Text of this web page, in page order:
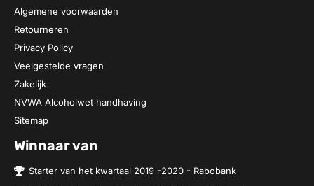
Algemene voorwaarden
Retourneren
Privacy Policy
Veelgestelde vragen
Zakelijk
NVWA Alcoholwet handhaving
Sitemap
Winnaar van
Starter van het kwartaal 2019 -2020 - Rabobank